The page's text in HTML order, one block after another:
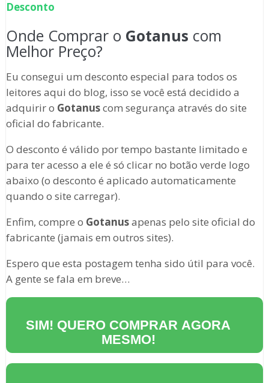
Desconto
Onde Comprar o Gotanus com
Melhor Preço?
Eu consegui um desconto especial para todos os
leitores aqui do blog, isso se você está decidido a
adquirir o Gotanuscom segurança através do site
oficial do fabricante.
O desconto é válido por tempo bastante limitado e
para ter acesso a ele é só clicar no botão verde logo
abaixo (o desconto é aplicado automaticamente
quando o site carregar).
Enfim, compre o Gotanusapenas pelo site oficial do
fabricante (jamais em outros sites).
Espero que esta postagem tenha sido útil para você.
A gente se fala em breve…
SIM! QUERO COMPRAR AGORA
MESMO!